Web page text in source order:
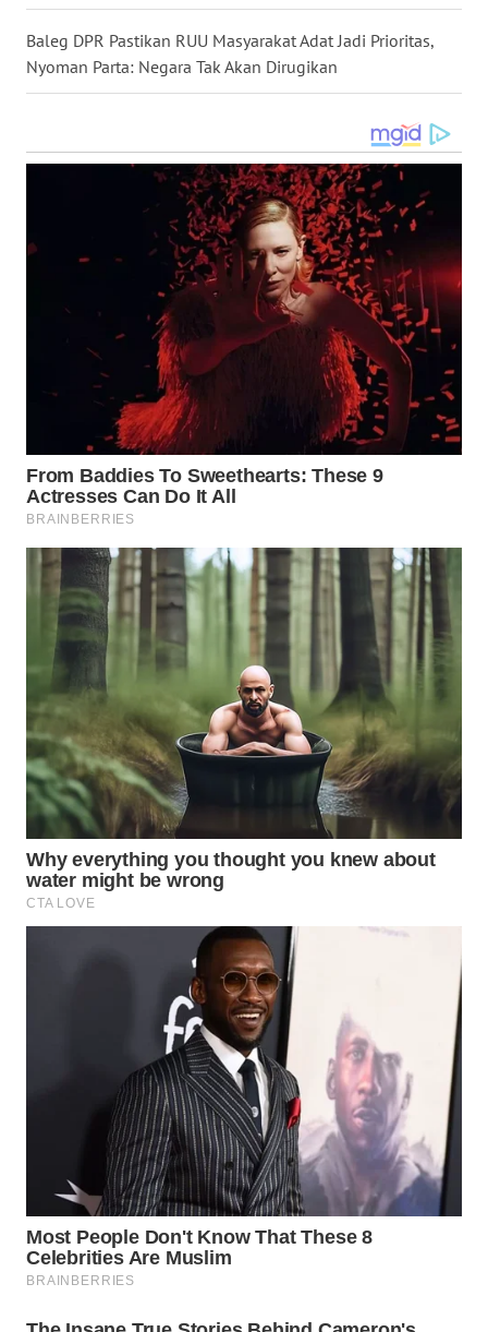
Baleg DPR Pastikan RUU Masyarakat Adat Jadi Prioritas,
Nyoman Parta: Negara Tak Akan Dirugikan
WN
TAPANULI
KARO
WN
SIMALUNGUN
WN
LABUHANBATU
WN
TAPANULI
TENGAH
WN DELI
SERDANG
WN
TEBING
TINGGI
WN
PAKPAK
WN
WN
TAPANULI
UTARA
WN